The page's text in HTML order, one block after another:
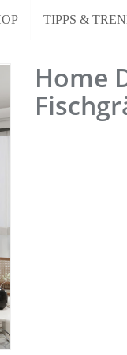
TIPPS &
Home